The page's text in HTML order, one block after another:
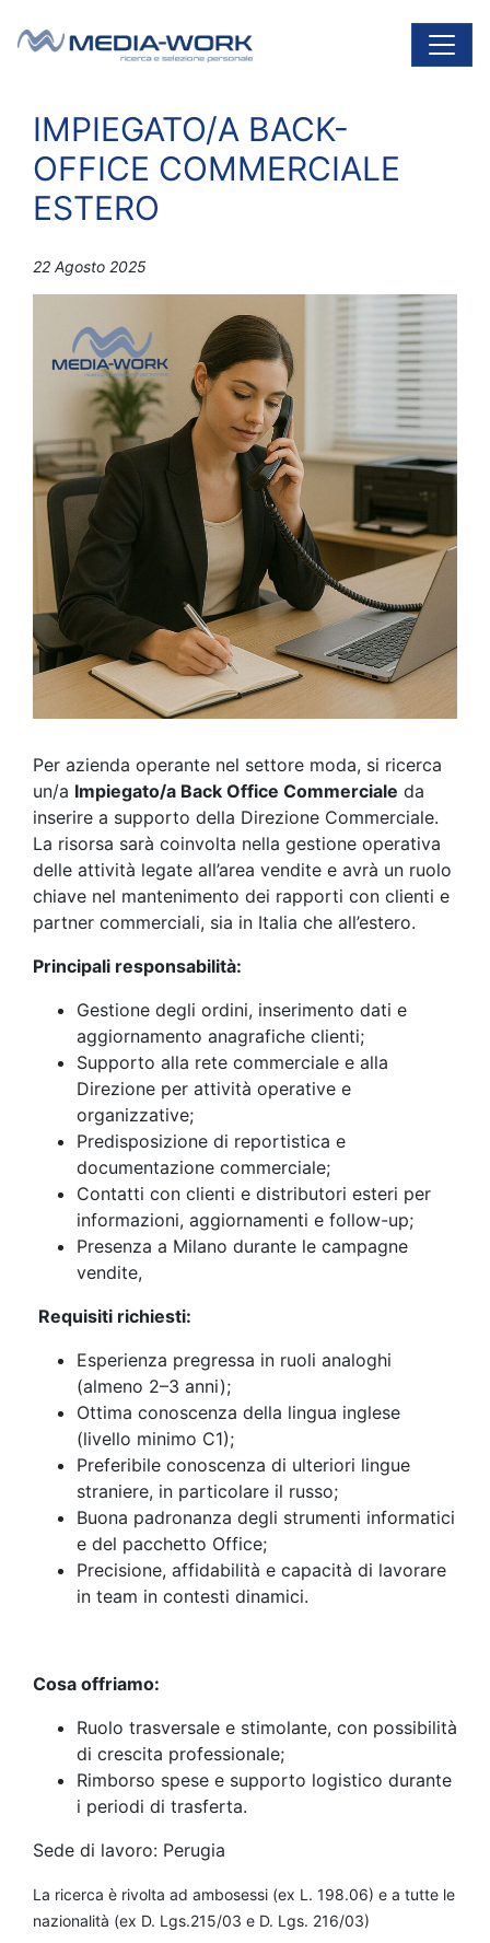
Navigazione principale
IMPIEGATO/A BACK-
OFFICE COMMERCIALE
ESTERO
22 Agosto 2025
Per azienda operante nel settore moda, si ricerca
un/a Impiegato/a Back Office Commerciale da
inserire a supporto della Direzione Commerciale.
La risorsa sarà coinvolta nella gestione operativa
delle attività legate all’area vendite e avrà un ruolo
chiave nel mantenimento dei rapporti con clienti e
partner commerciali, sia in Italia che all’estero.
Principali responsabilità:
Gestione degli ordini, inserimento dati e
aggiornamento anagrafiche clienti;
Supporto alla rete commerciale e alla
Direzione per attività operative e
organizzative;
Predisposizione di reportistica e
documentazione commerciale;
Contatti con clienti e distributori esteri per
informazioni, aggiornamenti e follow-up;
Presenza a Milano durante le campagne
vendite,
Requisiti richiesti:
Esperienza pregressa in ruoli analoghi
(almeno 2–3 anni);
Ottima conoscenza della lingua inglese
(livello minimo C1);
Preferibile conoscenza di ulteriori lingue
straniere, in particolare il russo;
Buona padronanza degli strumenti informatici
e del pacchetto Office;
Precisione, affidabilità e capacità di lavorare
in team in contesti dinamici.
Cosa offriamo:
Ruolo trasversale e stimolante, con possibilità
di crescita professionale;
Rimborso spese e supporto logistico durante
i periodi di trasferta.
Sede di lavoro: Perugia
La ricerca è rivolta ad ambosessi (ex L. 198.06) e a tutte le
nazionalità (ex D. Lgs.215/03 e D. Lgs. 216/03)